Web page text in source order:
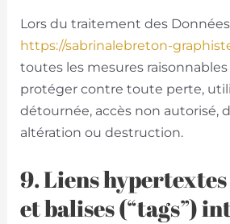
Lors du traitement des
https://sabrinalebreton-
toutes les mesures raisonnables
protéger contre toute perte,
détournée, accès non autorisé,
altération ou destruction.
9. Liens hypertextes
et balises (“tags”)